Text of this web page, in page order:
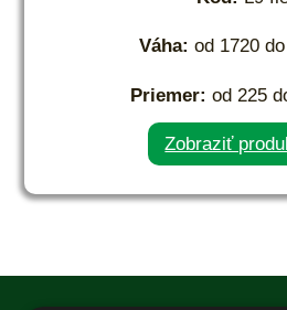
Váha: od 1720
Priemer: od 225
Zobraziť